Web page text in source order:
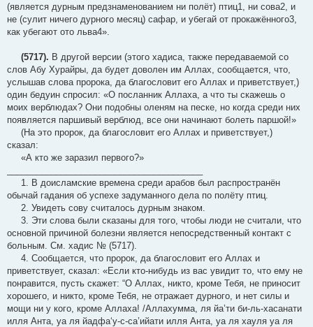
(является дурным предзнаменованием ни полёт) птиц1, ни сова2, и
не (сулит ничего дурного месяц) сафар, и убегай от прокажённого3,
как убегают ото льва4».
(5717). В другой версии (этого хадиса, также передаваемой со
слов Абу Хурайры, да будет доволен им Аллах, сообщается, что,
услышав слова пророка, да благословит его Аллах и приветствует,)
один бедуин спросил: «О посланник Аллаха, а что ты скажешь о
моих верблюдах? Они подобны оленям на песке, но когда среди них
появляется паршивый верблюд, все они начинают болеть паршой!»
(На это пророк, да благословит его Аллах и приветствует,)
сказал:
«А кто же заразил первого?»
1. В доисламские времена среди арабов был распространён
обычай гадания об успехе задуманного дела по полёту птиц.
2. Увидеть сову считалось дурным знаком.
3. Эти слова были сказаны для того, чтобы люди не считали, что
основной причиной болезни является непосредственный контакт с
больным. См. хадис № (5717).
4. Сообщается, что пророк, да благословит его Аллах и
приветствует, сказал: «Если кто-нибудь из вас увидит то, что ему не
понравится, пусть скажет: “О Аллах, никто, кроме Тебя, не приносит
хорошего, и никто, кроме Тебя, не отражает дурного, и нет силы и
мощи ни у кого, кроме Аллаха! /Аллахумма, ля йа’ти би-ль-хасанати
илля Анта, уа ля йадфа‘у-с-са’ийати илля Анта, уа ля хауля уа ля